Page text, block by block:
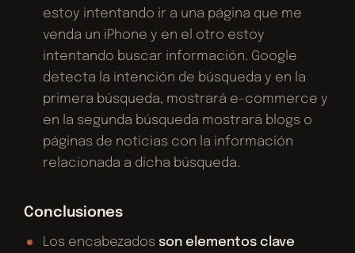
estoy intentando ir a una página que me
venda un iPhone y en el otro estoy
intentando buscar información. Google
detecta la intención de búsqueda y en la
primera búsqueda, mostrará e-commerce y
en la segunda búsqueda mostrará blogs o
páginas de noticias con la información
relacionada a dicha búsqueda.
Conclusiones
Los encabezadosson elementos clave